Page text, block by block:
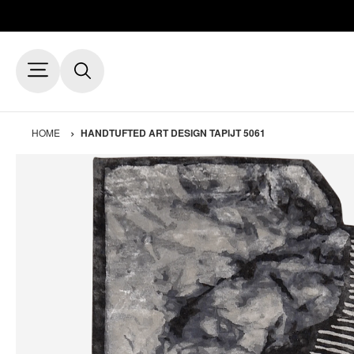
HOME HANDTUFTED ART DESIGN TAPIJT 5061